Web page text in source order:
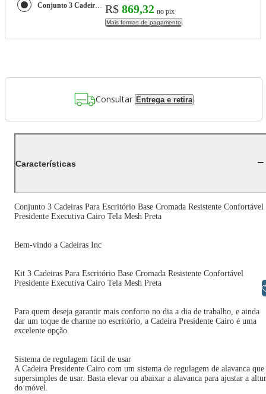
Conjunto 3 Cadeiras Para Escritório Base Cromada Resistente Confortável Presidente Executiva Cairo Tela Mesh Preta R$ 869,32 no pix
Mais formas de pagamento
Consultar Entrega e retira
Características
Conjunto 3 Cadeiras Para Escritório Base Cromada Resistente Confortável
Presidente Executiva Cairo Tela Mesh Preta
Bem-vindo a Cadeiras Inc
Kit 3 Cadeiras Para Escritório Base Cromada Resistente Confortável
Presidente Executiva Cairo Tela Mesh Preta
Para quem deseja garantir mais conforto no dia a dia de trabalho, e ainda
dar um toque de charme no escritório, a Cadeira Presidente Cairo é uma
excelente opção.
Sistema de regulagem fácil de usar
A Cadeira Presidente Cairo com um sistema de regulagem de alavanca que
supersimples de usar. Basta elevar ou abaixar a alavanca para ajustar a
do móvel.